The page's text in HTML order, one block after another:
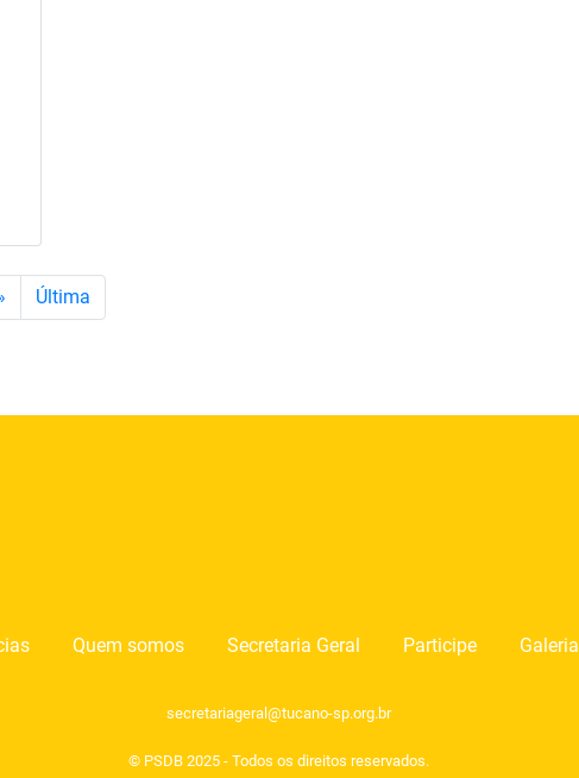
Última
Quem somos Secretaria Geral Participe Galeria
secretariageral@tucano-sp.org.br
© PSDB 2025 - Todos os direitos reservados.